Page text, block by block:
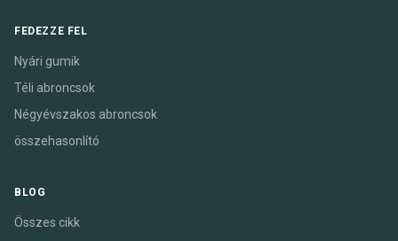
FEDEZZE FEL
Nyári gumik
Téli abroncsok
Négyévszakos abroncsok
összehasonlító
BLOG
Összes cikk